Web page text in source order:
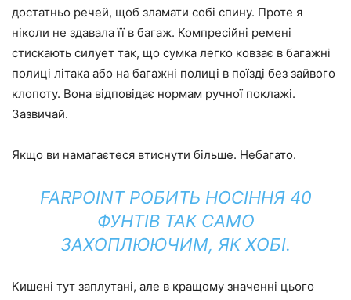
достатньо речей, щоб зламати собі спину. Проте я
ніколи не здавала її в багаж. Компресійні ремені
стискають силует так, що сумка легко ковзає в багажні
полиці літака або на багажні полиці в поїзді без зайвого
клопоту. Вона відповідає нормам ручної поклажі.
Зазвичай.
Якщо ви намагаєтеся втиснути більше. Небагато.
FARPOINT РОБИТЬ НОСІННЯ 40
ФУНТІВ ТАК САМО
ЗАХОПЛЮЮЧИМ, ЯК ХОБІ.
Кишені тут заплутані, але в кращому значенні цього